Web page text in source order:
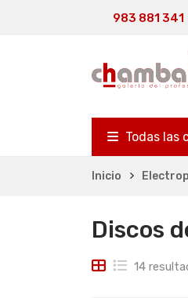
983 881 341
Todas las
Inicio
Discos
14